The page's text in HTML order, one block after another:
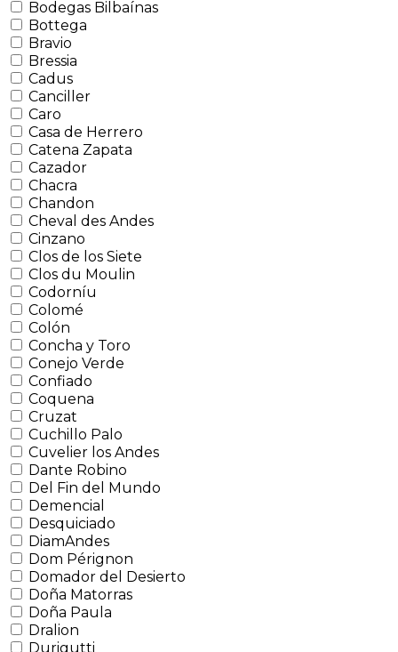
Bodegas Bilbaínas
Bottega
Bravio
Bressia
Cadus
Canciller
Caro
Casa de Herrero
Catena Zapata
Cazador
Chacra
Chandon
Cheval des Andes
Cinzano
Clos de los Siete
Clos du Moulin
Codorníu
Colomé
Colón
Concha y Toro
Conejo Verde
Confiado
Coquena
Cruzat
Cuchillo Palo
Cuvelier los Andes
Dante Robino
Del Fin del Mundo
Demencial
Desquiciado
DiamAndes
Dom Pérignon
Domador del Desierto
Doña Matorras
Doña Paula
Dralion
Durigutti